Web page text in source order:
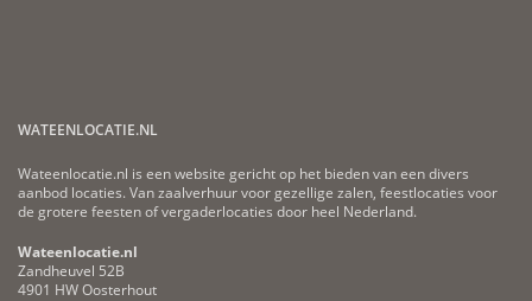
WATEENLOCATIE.NL
Wateenlocatie.nl is een website gericht op het bieden van een divers
aanbod locaties. Van zaalverhuur voor gezellige zalen, feestlocaties voor
de grotere feesten of vergaderlocaties door heel Nederland.
Wateenlocatie.nl
Zandheuvel 52B
4901 HW Oosterhout